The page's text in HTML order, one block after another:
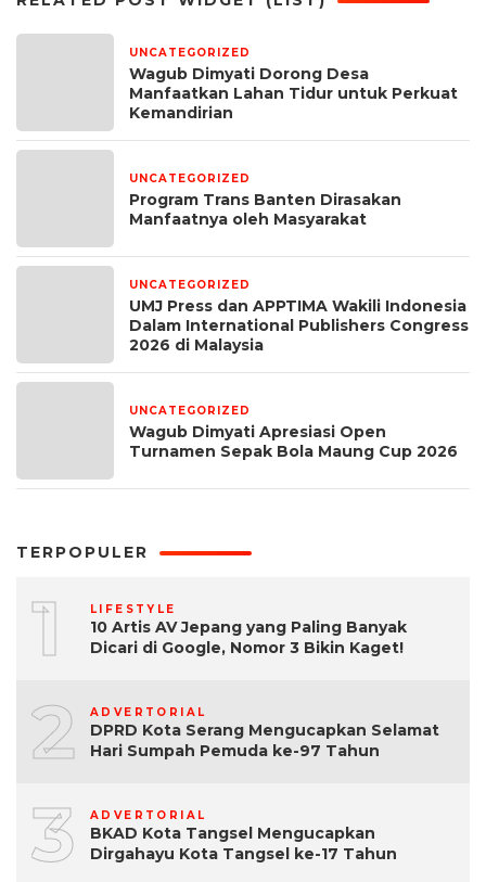
UNCATEGORIZED
Wagub Dimyati Dorong Desa
Manfaatkan Lahan Tidur untuk Perkuat
Kemandirian
UNCATEGORIZED
Program Trans Banten Dirasakan
Manfaatnya oleh Masyarakat
UNCATEGORIZED
UMJ Press dan APPTIMA Wakili Indonesia
Dalam International Publishers Congress
2026 di Malaysia
UNCATEGORIZED
Wagub Dimyati Apresiasi Open
Turnamen Sepak Bola Maung Cup 2026
TERPOPULER
1 LIFESTYLE
10 Artis AV Jepang yang Paling Banyak
Dicari di Google, Nomor 3 Bikin Kaget!
2 ADVERTORIAL
DPRD Kota Serang Mengucapkan Selamat
Hari Sumpah Pemuda ke-97 Tahun
3 ADVERTORIAL
BKAD Kota Tangsel Mengucapkan
Dirgahayu Kota Tangsel ke-17 Tahun